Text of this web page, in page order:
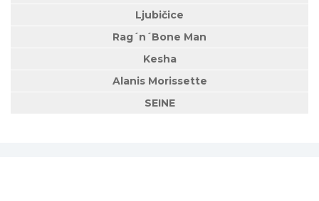
Ljubičice
Rag´n´Bone Man
Kesha
Alanis Morissette
SEINE